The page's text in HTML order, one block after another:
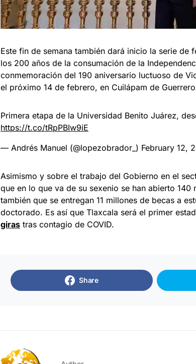
Este fin de semana también dará inicio la serie de
los 200 años de la consumación de la
conmemoración del 190 aniversario luctuoso de
el próximo 14 de febrero, en Cuilápam de
Primera etapa de la Universidad Benito Juárez,
https://t.co/tRpPBIw9iE
— Andrés Manuel (@lopezobrador_) February 12,
Asimismo y sobre el trabajo del Gobierno en el
que en lo que va de su sexenio se han abierto
también que se entregan 11 millones de becas a
doctorado. Es así que Tlaxcala será el primer
giras tras contagio de COVID.
Share